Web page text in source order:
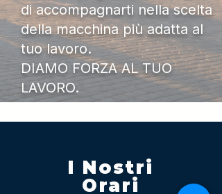
di accompagnarti nella scelta
della macchina più adatta al
tuo lavoro.
DIAMO FORZA AL TUO
LAVORO.
I Nostri
Orari